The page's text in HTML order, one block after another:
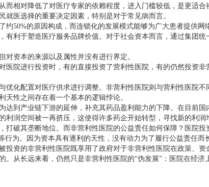
相对降低了对医疗专家的依赖程度，进入门槛较低，是更适合
医选择的重要决定因素，特别是对于常见病而言。
约50%的原因构成，而连锁化的发展模式能够为广大患者提供网
于塑造医疗服务品牌价值。对于社会资本而言，通过集团统
资本的来源以及属性并没有进行界定。
进行投资时，有的直接投资了营利性医院，有的仍然投资非
配置对医疗供求进行调整。非营利性医院则与营利性医院不
性之间存在着一个基本的逻辑悖论。
产业链下游的延伸，补充其药品盈利能力的下降。在目前国
润空间被一再挤压，这使得许多药企开始转型，寻找新的利润
其垄断地位。而非营利性医院的公益责任如何保障？医院投
行为。因为资本具有逐利的天性，没有动力为了履行公益责任而
的非营利性医院既享用了政府对于非营利性医院在政策、资
。从长远来看，仍然只是非营利性医院的“伪发展” ：医院在经济